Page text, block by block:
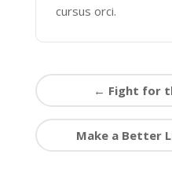
cursus orci.
← Fight for
Make a Better